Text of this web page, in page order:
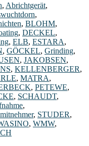
, Abrichtgerät,
,
, BLOHM,
, DECKEL,
, ELB, ESTARA,
, GÖCKEL, Grinding,
, JAKOBSEN,
, KELLENBERGER,
, MATRA,
, PETEWE,
, SCHAUDT,
,
, STUDER,
, WMW,